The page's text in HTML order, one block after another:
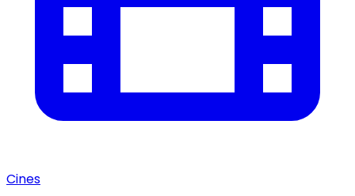
Cines